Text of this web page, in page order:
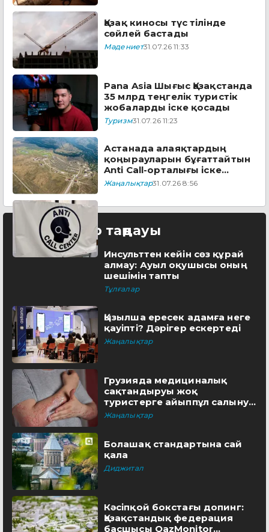
Қазақ киносы түс тілінде
сөйлей бастады
Мәдениет31.07.26 11:33
Pana Asia Шығыс Қазақстанда
35 млрд теңгелік туристік
жобаларды іске қосады
Туризм31.07.26 11:23
Астанада алаяқтардың
қоңырауларын бұғаттайтын
Anti Call-орталығы іске
қосылды
Жаңалықтар31.07.26 8:56
Редактор таңдауы
Инсульттен кейін сөз құрай
алмау: Ауыл оқушысы оның
шешімін тапты
Тұлғалар
Қызылша ересек адамға неге
қауіпті? Дәрігер ескертеді
Жаңалықтар
Грузияда медициналық
сақтандыруы жоқ
туристерге айыппұл салынуы
мүмкін
Жаңалықтар
Болашақ стандартына сай
қала
Диджитал
Кәсіпқой бокстағы допинг:
Қазақстандық федерация
басшысы QazMonitor